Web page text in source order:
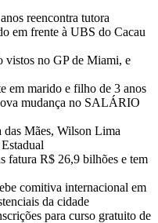
reencontra tutora
em frente à UBS do Cacau
vistos no GP de Miami, e
em marido e filho de 3 anos
mudança no SALÁRIO
das Mães, Wilson Lima
fatura R$ 26,9 bilhões e tem
comitiva internacional em
da cidade
para curso gratuito de